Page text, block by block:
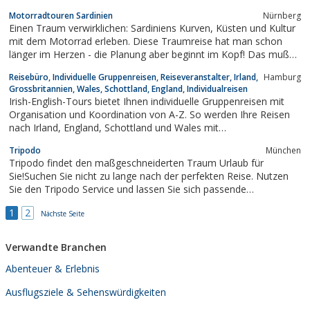
Motorradtouren Sardinien Nürnberg
Einen Traum verwirklichen: Sardiniens Kurven, Küsten und Kultur
mit dem Motorrad erleben. Diese Traumreise hat man schon
länger im Herzen - die Planung aber beginnt im Kopf! Das muß
Dich planen! Jeder Biker weiß, dass Sardinien ein traumhaftes,
aber echtes Paradies...
Reisebüro, Individuelle Gruppenreisen, Reiseveranstalter, Irland,
Grossbritannien, Wales, Schottland, England, Individualreisen
Hamburg
Irish-English-Tours bietet Ihnen individuelle Gruppenreisen mit
Organisation und Koordination von A-Z. So werden Ihre Reisen
nach Irland, England, Schottland und Wales mit
Tripodo München
Tripodo findet den maßgeschneiderten Traum Urlaub für
Sie!Suchen Sie nicht zu lange nach der perfekten Reise. Nutzen
Sie den Tripodo Service und lassen Sie sich passende
Tripodo erhalten Sie individuelle Angebote von spezialisierten
1 2 Nächste Seite
Verwandte Branchen
Abenteuer & Erlebnis
Ausflugsziele & Sehenswürdigkeiten